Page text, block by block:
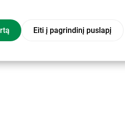
Eiti į pagrindinį puslapį